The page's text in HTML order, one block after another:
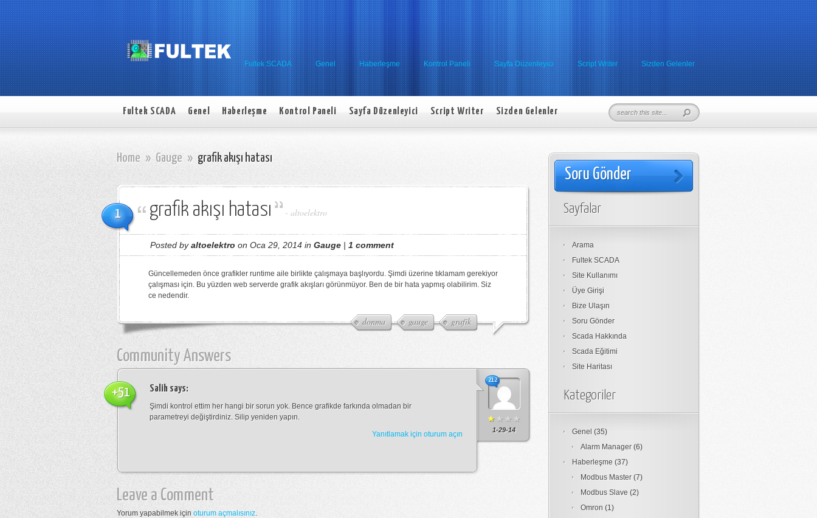
Fultek SCADA Genel Haberleşme Kontrol Paneli Sayfa Düzenleyici Script Writer Sizden Gelenler
Fultek SCADA Genel Haberleşme Kontrol Paneli Sayfa Düzenleyici Script Writer Sizden Gelenler
Home » Gauge » grafik akışı hatası
1 grafik akışı hatası - altoelektro
Posted byaltoelektro on Oca 29, 2014 in Gauge | 1 comment
donma gauge grafik
Güncellemeden önce grafikler runtime aile birlikte çalışmaya başlıyordu. Şimdi üzerine tıklamam gerekiyor
çalışması için. Bu yüzden web serverde grafik akışları görünmüyor. Ben de bir hata yapmış olabilirim. Siz
ce nedendir.
Community Answers
212
1-29-14
Salih says:
Şimdi kontrol ettim her hangi bir sorun yok. Bence grafikde farkında olmadan bir
parametreyi değiştirdiniz. Silip yeniden yapın.
Yanıtlamak için oturum açın
+51
Leave a Comment
Yorum yapabilmek için oturum açmalısınız.
Soru Gönder
Sayfalar
Arama
Fultek SCADA
Site Kullanımı
Üye Girişi
Bize Ulaşın
Soru Gönder
Scada Hakkında
Scada Eğitimi
Site Haritası
Kategoriler
Genel (35)
Alarm Manager (6)
Haberleşme (37)
Modbus Master (7)
Modbus Slave (2)
Omron (1)